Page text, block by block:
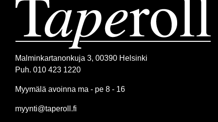
Malminkartanonkuja 3, 00390 Helsinki
Puh. 010 423 1220
Myymälä avoinna ma - pe 8 - 16
myynti@taperoll.fi